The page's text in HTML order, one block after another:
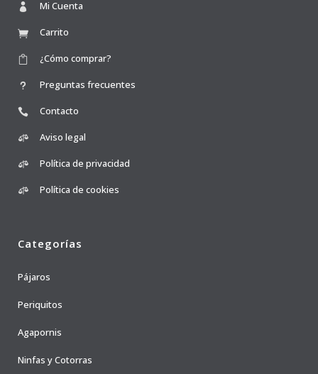
Mi Cuenta
Carrito
¿Cómo comprar?
Preguntas frecuentes
Contacto
Aviso legal
Política de privacidad
Política de cookies
Categorías
Pájaros
Periquitos
Agapornis
Ninfas y Cotorras